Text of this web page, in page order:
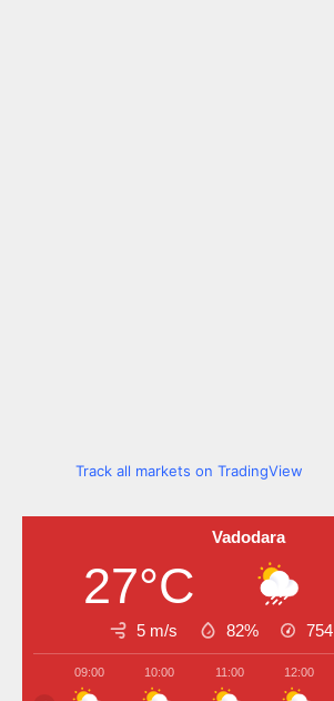
Track all markets on TradingView
Vadodara
27°C
5 m/s 82% 754
09:00 10:00 11:00 12:00